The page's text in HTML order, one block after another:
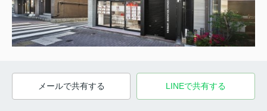
メールで共有する LINEで共有する